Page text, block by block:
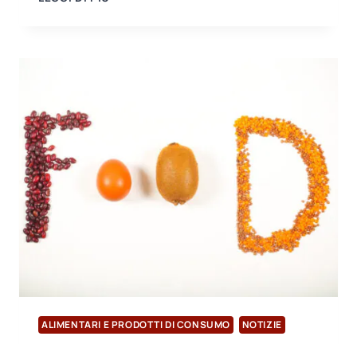
VERSIONE
7
DELLO
STANDARD
ALIMENTARI E PRODOTTI DI CONSUMO NOTIZIE